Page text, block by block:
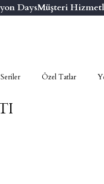
DaysMüşteri
Özel Tatlar